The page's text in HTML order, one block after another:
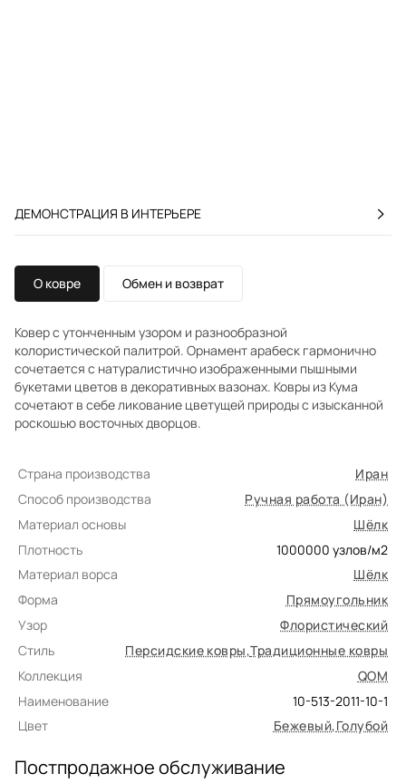
ДЕМОНСТРАЦИЯ В ИНТЕРЬЕРЕ
О ковре Обмен и возврат
Ковер с утонченным узором и разнообразной
колористической палитрой. Орнамент арабеск гармонично
сочетается с натуралистично изображенными пышными
букетами цветов в декоративных вазонах. Ковры из Кума
сочетают в себе ликование цветущей природы с изысканной
роскошью восточных дворцов.
Страна производства
Иран
Способ производства
Ручная работа (Иран)
Материал основы
Шёлк
Плотность
1000000 узлов/м2
Материал ворса
Шёлк
Форма
Прямоугольник
Узор
Флористический
Стиль
Персидские ковры,Традиционные ковры
Коллекция
QOM
Наименование
10-513-2011-10-1
Цвет
Бежевый,Голубой
Постпродажное обслуживание